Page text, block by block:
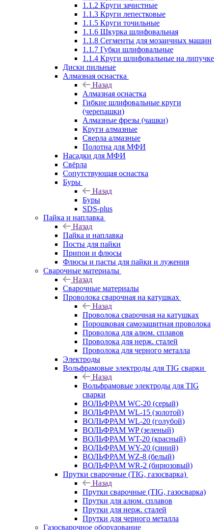
1.1.2 Круги зачистные
1.1.3 Круги лепестковые
1.1.5 Круги точильные
1.1.6 Шкурка шлифовальная
1.1.8 Сегменты для мозаичных машин
1.1.7 Губки шлифовальные
1.1.4 Круги шлифовальные на липучке
Диски пильные
Алмазная оснастка
Назад
Алмазная оснастка
Гибкие шлифовальные круги
(черепашки)
Алмазные фрезы (чашки)
Круги алмазные
Сверла алмазные
Полотна для МФИ
Насадки для МФИ
Свёрла
Сопутствующая оснастка
Буры
Назад
Буры
SDS-plus
Пайка и наплавка
Назад
Пайка и наплавка
Посты для пайки
Припои и флюсы
Флюсы и пасты для пайки и лужения
Сварочные материалы
Назад
Сварочные материалы
Проволока сварочная на катушках
Назад
Проволока сварочная на катушках
Порошковая самозащитная проволока
Проволока для алюм. сплавов
Проволока для нерж. сталей
Проволока для черного металла
Электроды
Вольфрамовые электроды для TIG сварки
Назад
Вольфрамовые электроды для TIG
сварки
ВОЛЬФРАМ WC-20 (серый)
ВОЛЬФРАМ WL-15 (золотой)
ВОЛЬФРАМ WL-20 (голубой)
ВОЛЬФРАМ WP (зеленый)
ВОЛЬФРАМ WT-20 (красный)
ВОЛЬФРАМ WY-20 (синий)
ВОЛЬФРАМ WZ-8 (белый)
ВОЛЬФРАМ WR-2 (бирюзовый)
Прутки сварочные (TIG, газосварка)
Назад
Прутки сварочные (TIG, газосварка)
Прутки для алюм. сплавов
Прутки для нерж. сталей
Прутки для черного металла
Газосварочное оборудование